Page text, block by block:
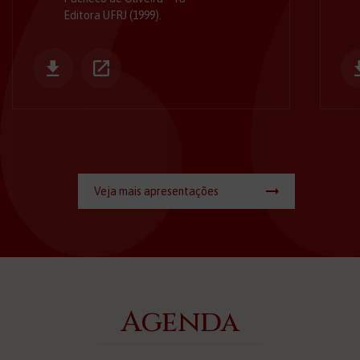
Editora UFRJ (1999).
Veja mais apresentações
Agenda